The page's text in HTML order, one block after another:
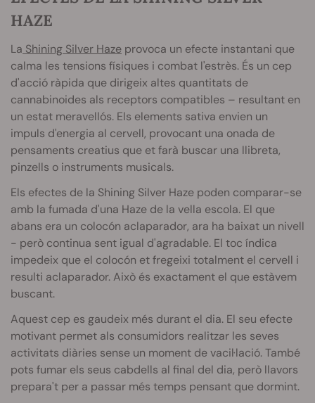
HAZE
La Shining Silver Haze provoca un efecte instantani que
calma les tensions físiques i combat l'estrès. És un cep
d'acció ràpida que dirigeix altes quantitats de
cannabinoides als receptors compatibles – resultant en
un estat meravellós. Els elements sativa envien un
impuls d'energia al cervell, provocant una onada de
pensaments creatius que et farà buscar una llibreta,
pinzells o instruments musicals.
Els efectes de la Shining Silver Haze poden comparar-se
amb la fumada d'una Haze de la vella escola. El que
abans era un colocón aclaparador, ara ha baixat un nivell
- però continua sent igual d'agradable. El toc índica
impedeix que el colocón et fregeixi totalment el cervell i
resulti aclaparador. Això és exactament el que estàvem
buscant.
Aquest cep es gaudeix més durant el dia. El seu efecte
motivant permet als consumidors realitzar les seves
activitats diàries sense un moment de vacil·lació. També
pots fumar els seus cabdells al final del dia, però llavors
prepara't per a passar més temps pensant que dormint.